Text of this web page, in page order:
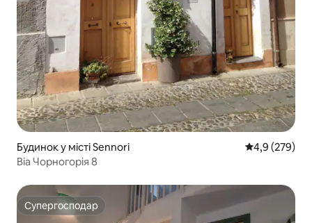
Будинок у місті Sennori Середня
4,9 (279)
Віа Чорногорія 8
Супергосподар
Супергосподар